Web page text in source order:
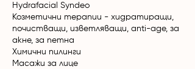
Hydrafacial Syndeo
Козметични терапии - хидратиращи,
почистващи, изветляващи, anti-age, за
акне, за петна
Химични пилинги
Масажи за лице